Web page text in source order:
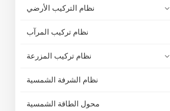
نظام التركيب الأرضي
نظام تركيب المرآب
نظام تركيب المزرعة
نظام الشرفة الشمسية
محول الطاقة الشمسية